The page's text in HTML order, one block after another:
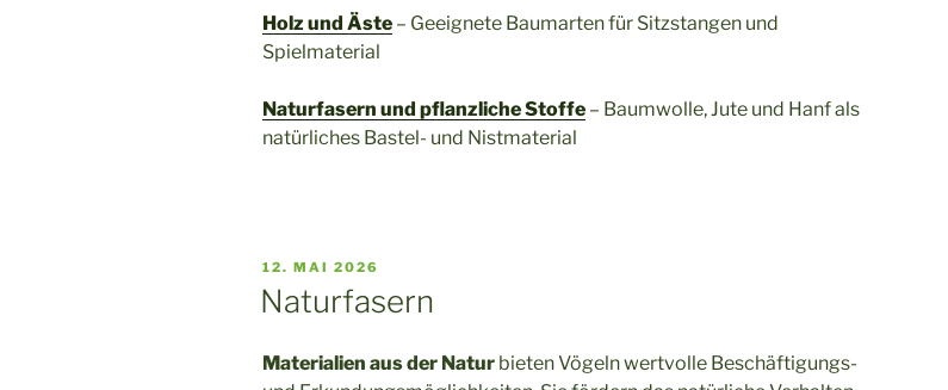
Holz und Äste – Geeignete Baumarten für Sitzstangen und
Spielmaterial
Naturfasern und pflanzliche Stoffe – Baumwolle, Jute und Hanf als
natürliches Bastel- und Nistmaterial
VERÖFFENTLICHT
12. MAI 2026
Naturfasern
Materialien aus der Natur bieten Vögeln wertvolle Beschäftigungs-